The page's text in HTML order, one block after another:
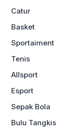
Catur
Basket
Sportaiment
Tenis
Allsport
Esport
Sepak Bola
Bulu Tangkis